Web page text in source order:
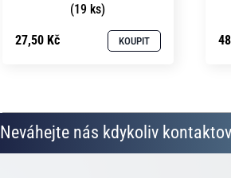
(19 ks)
27,50 Kč KOUPIT
Neváhejte nás kdykoliv